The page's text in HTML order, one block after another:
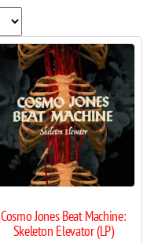
Cosmo Jones Beat Machine:
Skeleton Elevator (LP)